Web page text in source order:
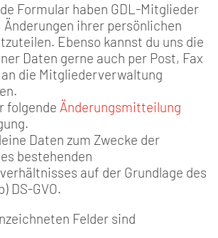
Formular haben GDL-Mitglieder
ihrer persönlichen
Ebenso kannst du uns die
Daten gerne auch per Post, Fax
die Mitgliederverwaltung
folgende Änderungsmitteilung
Daten zum Zwecke der
bestehenden
auf der Grundlage des
DS-GVO.
Felder sind